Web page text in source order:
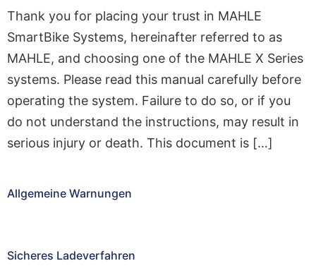
Thank you for placing your trust in MAHLE
SmartBike Systems, hereinafter referred to as
MAHLE, and choosing one of the MAHLE X Series
systems. Please read this manual carefully before
operating the system. Failure to do so, or if you
do not understand the instructions, may result in
serious injury or death. This document is […]
Allgemeine Warnungen
Sicheres Ladeverfahren